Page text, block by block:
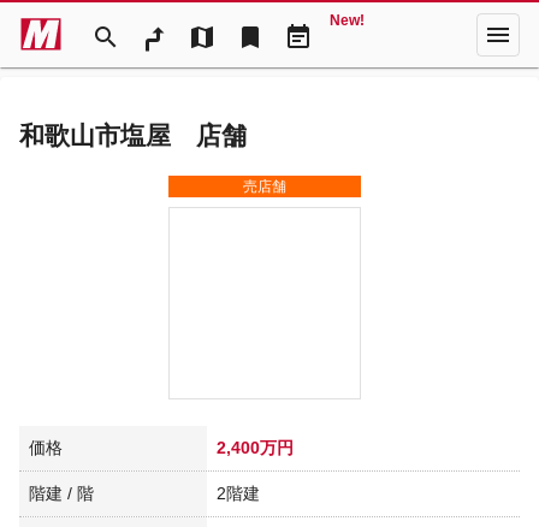
search map bookmark event_note
New! menu
和歌山市塩屋 店舗
売店舗
価格 2,400万円
階建 / 階 2階建